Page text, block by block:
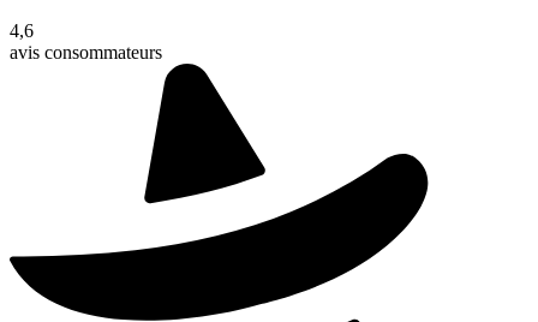
4,6
avis consommateurs